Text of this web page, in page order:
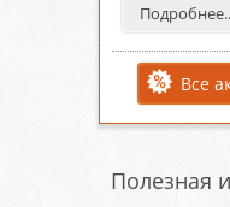
Все
Полезная